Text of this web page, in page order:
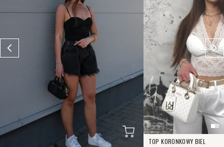
TOP KORONKOWY BIEL